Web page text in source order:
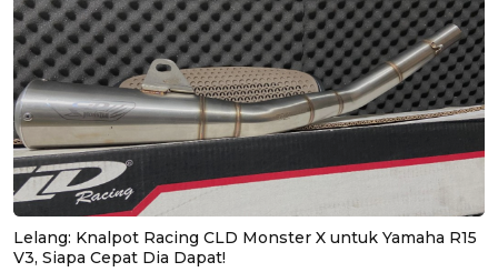
Lelang: Knalpot Racing CLD Monster X untuk Yamaha R15
V3, Siapa Cepat Dia Dapat!